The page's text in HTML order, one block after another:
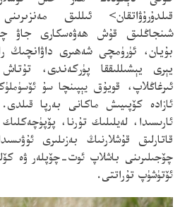
قىلدۇرۇۋاتقان> ئىللىق
شىنجاڭلىق قۇش ھەۋەسكارى جاۋ
بۇيان، ئۈرۈمچى شەھىرى داۋانچىڭ
يېرى يېشىللىققا پۈركەندى،
ئىرغاڭلاپ، قويۇق يېپىنچا سۇ
ئازادە كۆپىيىش ماكانى بەرپا
ئارىسىدا، لەيلىلىك تۇرنا، پۆپۈچەكلىك
قاتارلىق قۇشلارنىڭ بەزىلىرى
چۆجىلىرىنى باشلاپ ئوت-چۆپلەر ۋە
ئۆتۈشۈپ تۇراتتى.